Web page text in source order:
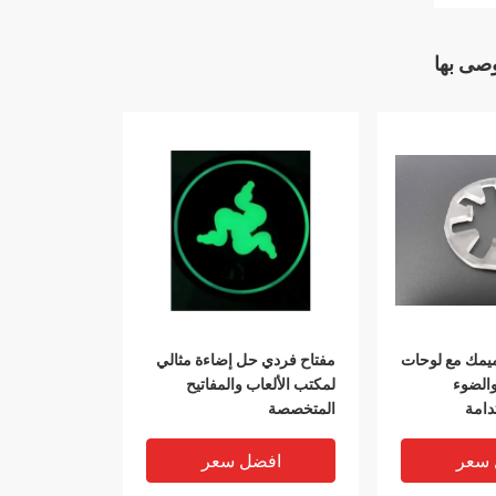
بها
مفتاح فردي حل إضاءة مثالي
لمكتب الألعاب والمفاتيح
المتخصصة
افضل سعر
مع لوحات
سعر